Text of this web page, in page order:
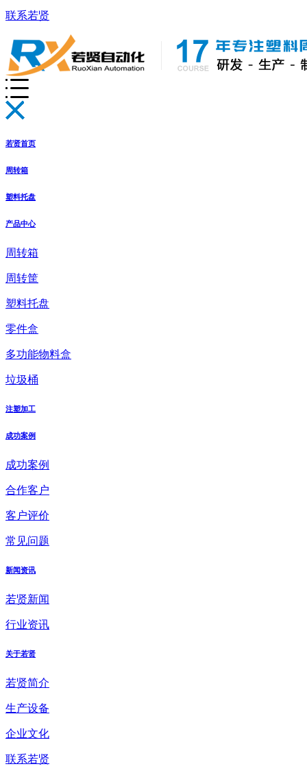
联系若贤
若贤首页
周转箱
塑料托盘
产品中心
周转箱
周转筐
塑料托盘
零件盒
多功能物料盒
垃圾桶
注塑加工
成功案例
成功案例
合作客户
客户评价
常见问题
新闻资讯
若贤新闻
行业资讯
关于若贤
若贤简介
生产设备
企业文化
联系若贤